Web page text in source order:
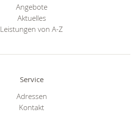
Angebote
Aktuelles
Leistungen von A-Z
Service
Adressen
Kontakt